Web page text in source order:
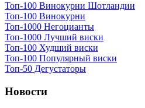
Топ-100 Винокурни Шотландии
Топ-100 Винокурни
Топ-1000 Негоцианты
Топ-1000 Лучший виски
Топ-100 Худший виски
Топ-100 Популярный виски
Топ-50 Дегустаторы
Новости